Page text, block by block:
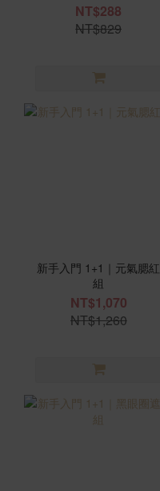
NT$288
NT$829
新手入門 1+1｜元氣腮紅
組
NT$1,070
NT$1,260